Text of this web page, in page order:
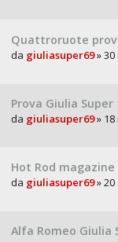
Quattroruote
da giuliasuper69» 30
Prova Giulia Super
da giuliasuper69» 18
Hot Rod
da giuliasuper69» 20
Alfa Romeo Giulia